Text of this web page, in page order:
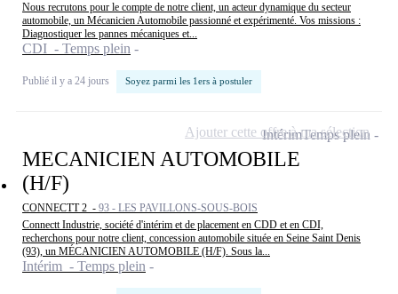
Nous recrutons pour le compte de notre client, un acteur dynamique du secteur
automobile, un Mécanicien Automobile passionné et expérimenté. Vos missions :
Diagnostiquer les pannes mécaniques et...
CDI - Temps plein
Publié il y a 24 jours Soyez parmi les 1ers à postuler
MECANICIEN AUTOMOBILE
(H/F)
CONNECTT 2 - 93 - LES PAVILLONS-SOUS-BOIS
Connectt Industrie, société d'intérim et de placement en CDD et en CDI,
recherchons pour notre client, concession automobile située en Seine Saint Denis
(93), un MÉCANICIEN AUTOMOBILE (H/F). Sous la...
Intérim - Temps plein
IntérimTemps plein
Ajouter cette offre à ma sélection